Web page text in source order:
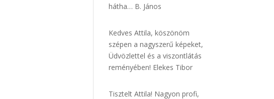
hátha… B. János
Kedves Attila, köszönöm
szépen a nagyszerű képeket,
Üdvözlettel és a viszontlátás
reményében! Elekes Tibor
Tisztelt Attila! Nagyon profi,